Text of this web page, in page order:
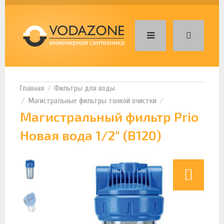
Фильтры для воды
Магистральные фильтры тонкой очистки
Магистральный фильтр Prio
Новая вода 1/2" (B120)